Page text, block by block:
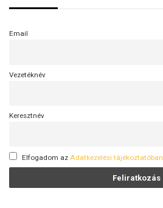
Email
Vezetéknév
Keresztnév
Elfogadom az Adatkezelési tájékoztatóban